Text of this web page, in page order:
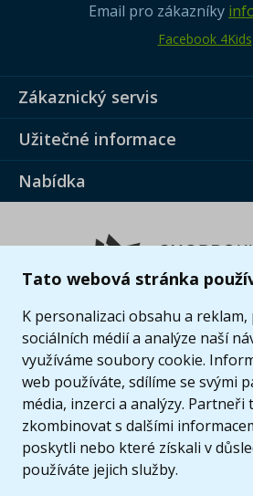
Tato webová stránka
K personalizaci obsahu a
sociálních médií a analýze naší
využíváme soubory cookie.
web používáte, sdílíme se svými
média, inzerci a analýzy.
zkombinovat s dalšími
poskytli nebo které získali v
používáte jejich služby.
Email pro zákazníky
Facebook 4Kids
Zákaznický servis
Užitečné informace
Nabídka